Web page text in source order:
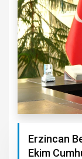
Erzincan
Ekim